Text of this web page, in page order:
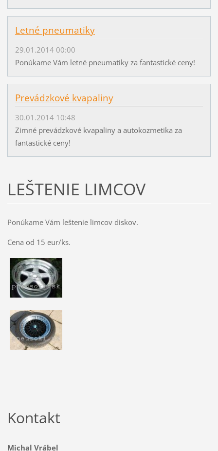
Letné pneumatiky
29.01.2014 00:00
Ponúkame Vám letné pneumatiky za fantastické ceny!
Prevádzkové kvapaliny
30.01.2014 10:48
Zimné prevádzkové kvapaliny a autokozmetika za
fantastické ceny!
LEŠTENIE LIMCOV
Ponúkame Vám leštenie limcov diskov.
Cena od 15 eur/ks.
Kontakt
Michal Vrábel